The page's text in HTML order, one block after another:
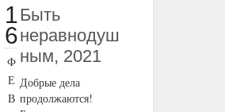
1
6
Ф
Е
В
Быть
неравнодуш
ным, 2021
Добрые дела
продолжаются!